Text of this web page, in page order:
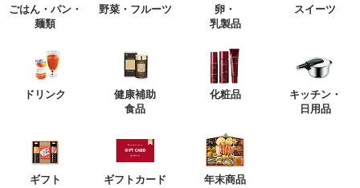
ごはん・パン・
麺類
野菜・フルーツ
卵・
乳製品
スイーツ
ドリンク
健康補助
食品
化粧品
キッチン・
日用品
ギフト ギフトカード 年末商品